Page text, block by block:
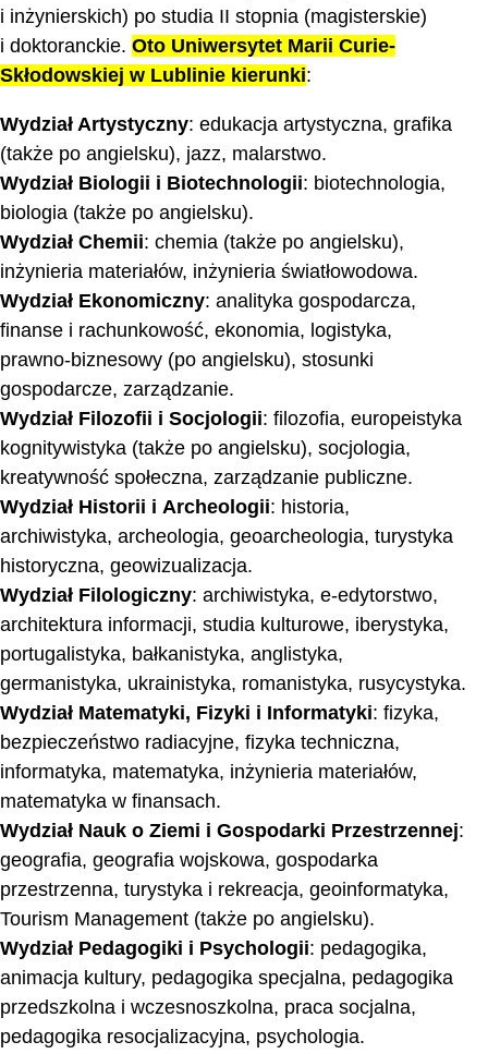
i inżynierskich) po studia II stopnia (magisterskie)
i doktoranckie. Oto Uniwersytet Marii Curie-
Skłodowskiej w Lublinie kierunki:
Wydział Artystyczny: edukacja artystyczna, grafika
(także po angielsku), jazz, malarstwo.
Wydział Biologii i Biotechnologii: biotechnologia,
biologia (także po angielsku).
Wydział Chemii: chemia (także po angielsku),
inżynieria materiałów, inżynieria światłowodowa.
Wydział Ekonomiczny: analityka gospodarcza,
finanse i rachunkowość, ekonomia, logistyka,
prawno-biznesowy (po angielsku), stosunki
gospodarcze, zarządzanie.
Wydział Filozofii i Socjologii: filozofia, europeistyka
kognitywistyka (także po angielsku), socjologia,
kreatywność społeczna, zarządzanie publiczne.
Wydział Historii i Archeologii: historia,
archiwistyka, archeologia, geoarcheologia, turystyka
historyczna, geowizualizacja.
Wydział Filologiczny: archiwistyka, e-edytorstwo,
architektura informacji, studia kulturowe, iberystyka,
portugalistyka, bałkanistyka, anglistyka,
germanistyka, ukrainistyka, romanistyka, rusycystyka.
Wydział Matematyki, Fizyki i Informatyki: fizyka,
bezpieczeństwo radiacyjne, fizyka techniczna,
informatyka, matematyka, inżynieria materiałów,
matematyka w finansach.
Wydział Nauk o Ziemi i Gospodarki Przestrzennej:
geografia, geografia wojskowa, gospodarka
przestrzenna, turystyka i rekreacja, geoinformatyka,
Tourism Management (także po angielsku).
Wydział Pedagogiki i Psychologii: pedagogika,
animacja kultury, pedagogika specjalna, pedagogika
przedszkolna i wczesnoszkolna, praca socjalna,
pedagogika resocjalizacyjna, psychologia.